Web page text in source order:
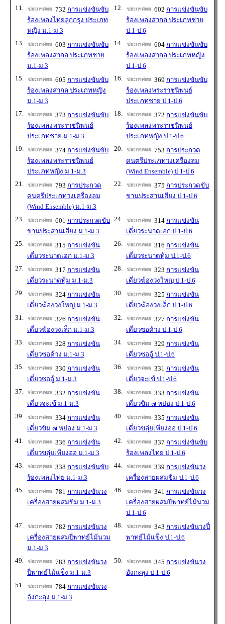
11.
732 การแข่งขันขับ
ร้องเพลงไทยลูกกรุง ประเภท
หญิง ม.1-ม.3
12. 602 การแข่งขันขับ
ร้องเพลงสากล ประเภทชาย
ป.1-ป.6
13.
603 การแข่งขันขับ
ร้องเพลงสากล ประเภทชาย
ม.1-ม.3
14. 604 การแข่งขันขับ
ร้องเพลงสากล ประเภทหญิง
ป.1-ป.6
15.
605 การแข่งขันขับ
ร้องเพลงสากล ประเภทหญิง
ม.1-ม.3
16. 369 การแข่งขันขับ
ร้องเพลงพระราชนิพนธ์
ประเภทชาย ป.1-ป.6
17.
373 การแข่งขันขับ
ร้องเพลงพระราชนิพนธ์
ประเภทชาย ม.1-ม.3
18. 372 การแข่งขันขับ
ร้องเพลงพระราชนิพนธ์
ประเภทหญิง ป.1-ป.6
19.
374 การแข่งขันขับ
ร้องเพลงพระราชนิพนธ์
ประเภทหญิง ม.1-ม.3
20. 753 การประกวด
ดนตรีประเภทวงเครื่องลม
(Wind Ensemble) ป.1-ป.6
21.
793 การประกวด
ดนตรีประเภทวงเครื่องลม
(Wind Ensemble) ม.1-ม.3
22. 375 การประกวดขับ
ขานประสานเสียง ป.1-ป.6
23. 601 การประกวดขับ
ขานประสานเสียง ม.1-ม.3
24. 314 การแข่งขัน
เดี่ยวระนาดเอก ป.1-ป.6
25.
315 การแข่งขัน
เดี่ยวระนาดเอก ม.1-ม.3
26. 316 การแข่งขัน
เดี่ยวระนาดทุ้ม ป.1-ป.6
27.
317 การแข่งขัน
เดี่ยวระนาดทุ้ม ม.1-ม.3
28. 323 การแข่งขัน
เดี่ยวฆ้องวงใหญ่ ป.1-ป.6
29.
324 การแข่งขัน
เดี่ยวฆ้องวงใหญ่ ม.1-ม.3
30. 325 การแข่งขัน
เดี่ยวฆ้องวงเล็ก ป.1-ป.6
31.
326 การแข่งขัน
เดี่ยวฆ้องวงเล็ก ม.1-ม.3
32. 327 การแข่งขัน
เดี่ยวซอด้วง ป.1-ป.6
33.
328 การแข่งขัน
เดี่ยวซอด้วง ม.1-ม.3
34. 329 การแข่งขัน
เดี่ยวซออู้ ป.1-ป.6
35.
330 การแข่งขัน
เดี่ยวซออู้ ม.1-ม.3
36. 331 การแข่งขัน
เดี่ยวจะเข้ ป.1-ป.6
37.
332 การแข่งขัน
เดี่ยวจะเข้ ม.1-ม.3
38. 333 การแข่งขัน
เดี่ยวขิม ๗ หย่อง ป.1-ป.6
39.
334 การแข่งขัน
เดี่ยวขิม ๗ หย่อง ม.1-ม.3
40. 335 การแข่งขัน
เดี่ยวขลุ่ยเพียงออ ป.1-ป.6
41.
336 การแข่งขัน
เดี่ยวขลุ่ยเพียงออ ม.1-ม.3
42. 337 การแข่งขันขับ
ร้องเพลงไทย ป.1-ป.6
43.
338 การแข่งขันขับ
ร้องเพลงไทย ม.1-ม.3
44. 339 การแข่งขันวง
เครื่องสายผสมขิม ป.1-ป.6
45.
781 การแข่งขันวง
เครื่องสายผสมขิม ม.1-ม.3
46. 341 การแข่งขันวง
เครื่องสายผสมปี่พาทย์ไม้นวม
ป.1-ป.6
47.
782 การแข่งขันวง
เครื่องสายผสมปี่พาทย์ไม้นวม
ม.1-ม.3
48. 343 การแข่งขันวงปี่
พาทย์ไม้แข็ง ป.1-ป.6
49. 783 การแข่งขันวง
ปี่พาทย์ไม้แข็ง ม.1-ม.3
50. 345 การแข่งขันวง
อังกะลุง ป.1-ป.6
51.
784 การแข่งขันวง
อังกะลุง ม.1-ม.3